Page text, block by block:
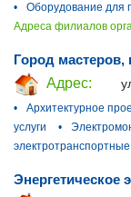
•
Оборудование для
Адреса филиалов
Город мастеров,
Адрес:
•
Архитектурное
услуги
•
Энергетическое